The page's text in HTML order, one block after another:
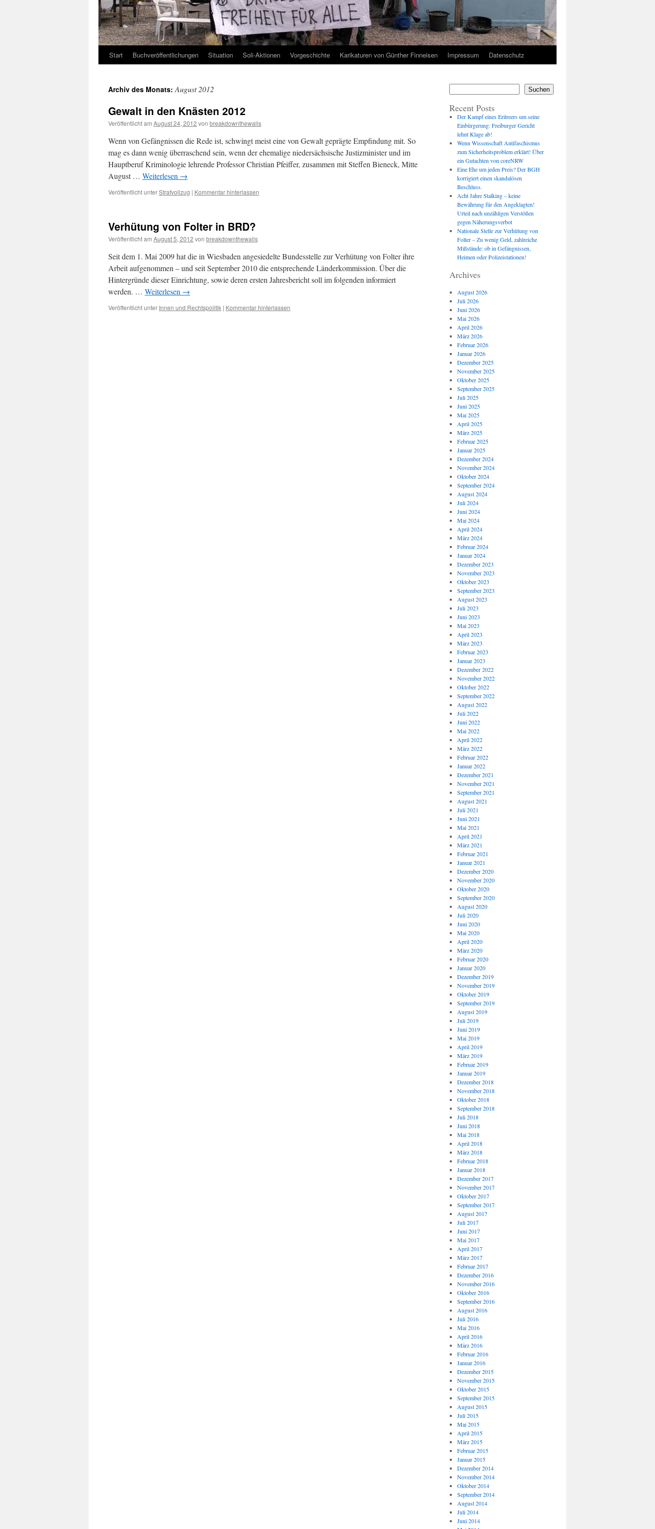
Start Buchveröffentlichungen Situation Soli-Aktionen Vorgeschichte Karikaturen von Günther Finneisen Impressum Datenschutz
Archiv des Monats:August 2012
Gewalt in den Knästen 2012
Veröffentlicht am August 24, 2012 von breakdownthewalls
Wenn von Gefängnissen die Rede ist, schwingt meist eine von Gewalt geprägte Empfindung mit. So
mag es dann wenig überraschend sein, wenn der ehemalige niedersächsische Justizminister und im
Hauptberuf Kriminologie lehrende Professor Christian Pfeiffer, zusammen mit Steffen Bieneck, Mitte
August … Weiterlesen →
Veröffentlicht unterStrafvollzug | Kommentar hinterlassen
Verhütung von Folter in BRD?
Veröffentlicht am August 5, 2012 von breakdownthewalls
Seit dem 1. Mai 2009 hat die in Wiesbaden angesiedelte Bundesstelle zur Verhütung von Folter ihre
Arbeit aufgenommen – und seit September 2010 die entsprechende Länderkommission. Über die
Hintergründe dieser Einrichtung, sowie deren ersten Jahresbericht soll im folgenden informiert
werden. … Weiterlesen →
Veröffentlicht unter Innen und Rechtspolitik | Kommentar hinterlassen
Suchen
Recent Posts
Der Kampf eines Eritreers um seine
Einbürgerung: Freiburger Gericht
lehnt Klage ab!
Wenn Wissenschaft Antifaschismus
zum Sicherheitsproblem erklärt! Über
ein Gutachten von coreNRW
Eine Ehe um jeden Preis? Der BGH
korrigiert einen skandalösen
Beschluss.
Acht Jahre Stalking – keine
Bewährung für den Angeklagten!
Urteil nach unzähligen Verstößen
gegen Näherungsverbot
Nationale Stelle zur Verhütung von
Folter – Zu wenig Geld, zahlreiche
Mißstände: ob in Gefängnissen,
Heimen oder Polizeistationen!
Archives
August 2026
Juli 2026
Juni 2026
Mai 2026
April 2026
März 2026
Februar 2026
Januar 2026
Dezember 2025
November 2025
Oktober 2025
September 2025
Juli 2025
Juni 2025
Mai 2025
April 2025
März 2025
Februar 2025
Januar 2025
Dezember 2024
November 2024
Oktober 2024
September 2024
August 2024
Juli 2024
Juni 2024
Mai 2024
April 2024
März 2024
Februar 2024
Januar 2024
Dezember 2023
November 2023
Oktober 2023
September 2023
August 2023
Juli 2023
Juni 2023
Mai 2023
April 2023
März 2023
Februar 2023
Januar 2023
Dezember 2022
November 2022
Oktober 2022
September 2022
August 2022
Juli 2022
Juni 2022
Mai 2022
April 2022
März 2022
Februar 2022
Januar 2022
Dezember 2021
November 2021
September 2021
August 2021
Juli 2021
Juni 2021
Mai 2021
April 2021
März 2021
Februar 2021
Januar 2021
Dezember 2020
November 2020
Oktober 2020
September 2020
August 2020
Juli 2020
Juni 2020
Mai 2020
April 2020
März 2020
Februar 2020
Januar 2020
Dezember 2019
November 2019
Oktober 2019
September 2019
August 2019
Juli 2019
Juni 2019
Mai 2019
April 2019
März 2019
Februar 2019
Januar 2019
Dezember 2018
November 2018
Oktober 2018
September 2018
Juli 2018
Juni 2018
Mai 2018
April 2018
März 2018
Februar 2018
Januar 2018
Dezember 2017
November 2017
Oktober 2017
September 2017
August 2017
Juli 2017
Juni 2017
Mai 2017
April 2017
März 2017
Februar 2017
Dezember 2016
November 2016
Oktober 2016
September 2016
August 2016
Juli 2016
Mai 2016
April 2016
März 2016
Februar 2016
Januar 2016
Dezember 2015
November 2015
Oktober 2015
September 2015
August 2015
Juli 2015
Mai 2015
April 2015
März 2015
Februar 2015
Januar 2015
Dezember 2014
November 2014
Oktober 2014
September 2014
August 2014
Juli 2014
Juni 2014